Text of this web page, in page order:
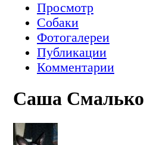
Просмотр
Собаки
Фотогалереи
Публикации
Комментарии
Саша Смалько